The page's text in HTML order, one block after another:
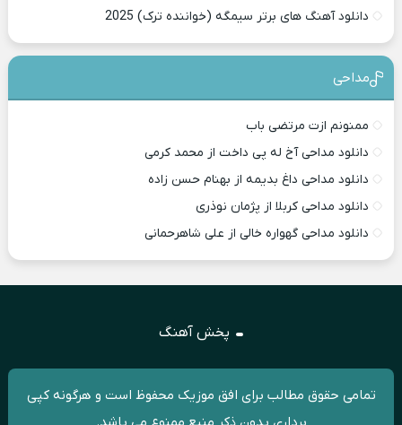
دانلود آهنگ های برتر سیمگه (خواننده ترک) 2025
مداحی
ممنونم ازت مرتضی باب
دانلود مداحی آخ له پی داخت از محمد کرمی
دانلود مداحی داغ بدیمه از بهنام حسن زاده
دانلود مداحی کربلا از پژمان نوذری
دانلود مداحی گهواره خالی از علی شاهرحمانی
پخش آهنگ
تمامی حقوق مطالب برای افق موزیک محفوظ است و هرگونه کپی